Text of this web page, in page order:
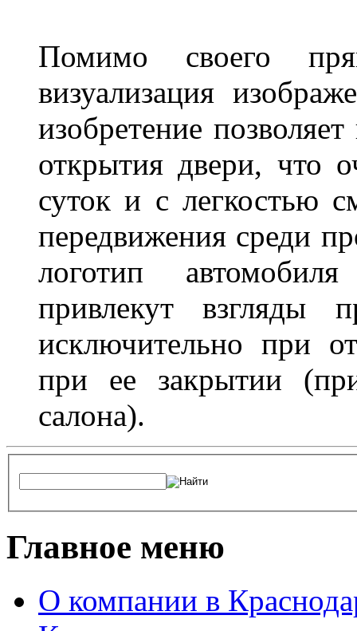
Помимо своего
визуализация
изобретение
открытия двери, что
суток и с легкостью
передвижения среди
логотип
привлекут взгляды
исключительно при
при ее закрытии
салона).
Главное меню
О компании в